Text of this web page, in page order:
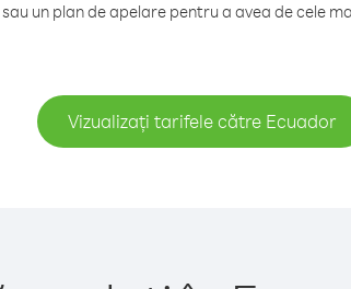
un plan de apelare pentru a avea de cele
Vizualizați tarifele către Ecuador